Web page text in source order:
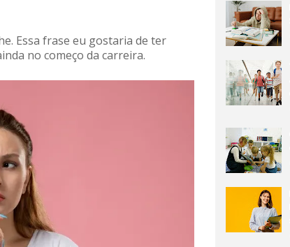
Essa frase eu gostaria de ter
no começo da carreira.